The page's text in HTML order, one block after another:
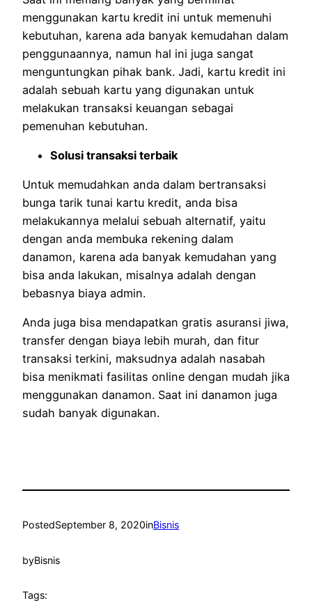
menggunakan kartu kredit ini untuk memenuhi
kebutuhan, karena ada banyak kemudahan dalam
penggunaannya, namun hal ini juga sangat
menguntungkan pihak bank. Jadi, kartu kredit ini
adalah sebuah kartu yang digunakan untuk
melakukan transaksi keuangan sebagai
pemenuhan kebutuhan.
Solusi transaksi terbaik
Untuk memudahkan anda dalam bertransaksi
bunga tarik tunai kartu kredit, anda bisa
melakukannya melalui sebuah alternatif, yaitu
dengan anda membuka rekening dalam
danamon, karena ada banyak kemudahan yang
bisa anda lakukan, misalnya adalah dengan
bebasnya biaya admin.
Anda juga bisa mendapatkan gratis asuransi jiwa,
transfer dengan biaya lebih murah, dan fitur
transaksi terkini, maksudnya adalah nasabah
bisa menikmati fasilitas online dengan mudah jika
menggunakan danamon. Saat ini danamon juga
sudah banyak digunakan.
PostedSeptember 8, 2020inBisnis
byBisnis
Tags: